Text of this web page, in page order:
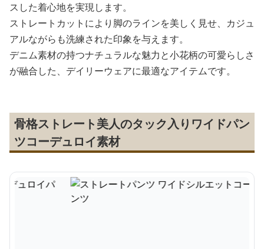
スした着心地を実現します。
ストレートカットにより脚のラインを美しく見せ、カジュ
アルながらも洗練された印象を与えます。
デニム素材の持つナチュラルな魅力と小花柄の可愛らしさ
が融合した、デイリーウェアに最適なアイテムです。
骨格ストレート美人のタック入りワイドパン
ツコーデュロイ素材